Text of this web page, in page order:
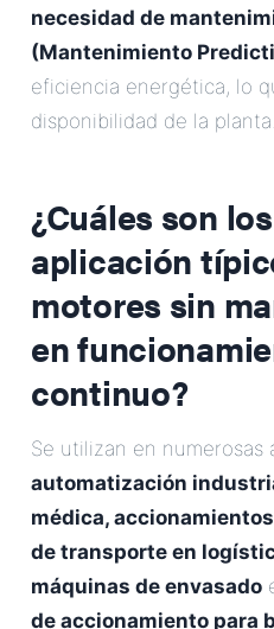
necesidad de
(Mantenimiento
eficiencia energética, lo
disponibilidad de la planta.
¿Cuáles son
aplicación
motores sin
en
continuo?
Se utilizan en numerosas
automatización
médica,
de transporte en
máquinas de envasado
de accionamiento para